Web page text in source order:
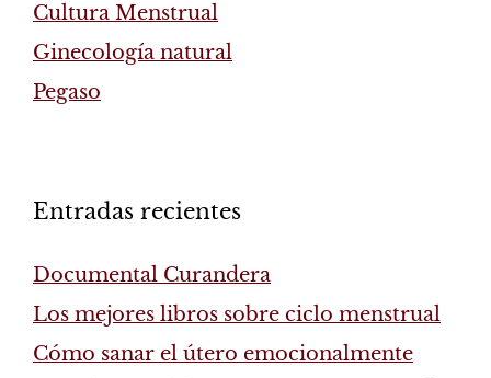
Cultura Menstrual
Ginecología natural
Pegaso
Entradas recientes
Documental Curandera
Los mejores libros sobre ciclo menstrual
Cómo sanar el útero emocionalmente